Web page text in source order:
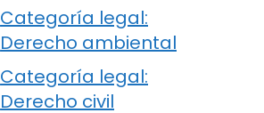
Categoría legal:
Derecho ambiental
Categoría legal:
Derecho civil